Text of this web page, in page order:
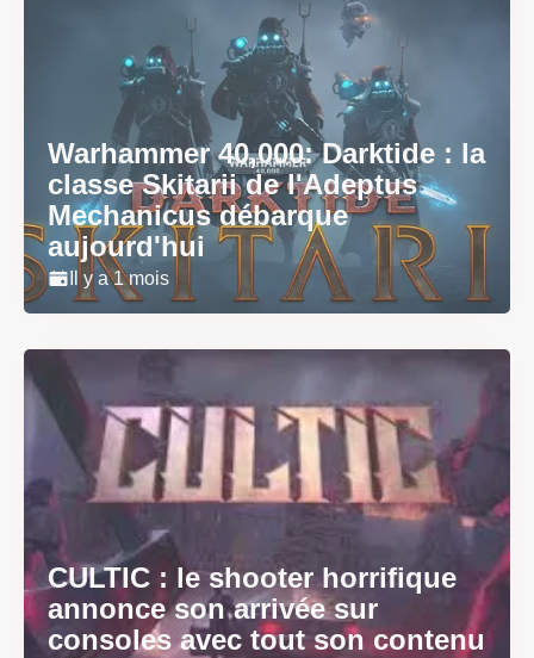
Warhammer 40,000: Darktide : la
classe Skitarii de l'Adeptus
Mechanicus débarque
aujourd'hui
Il y a 1 mois
CULTIC : le shooter horrifique
annonce son arrivée sur
consoles avec tout son contenu